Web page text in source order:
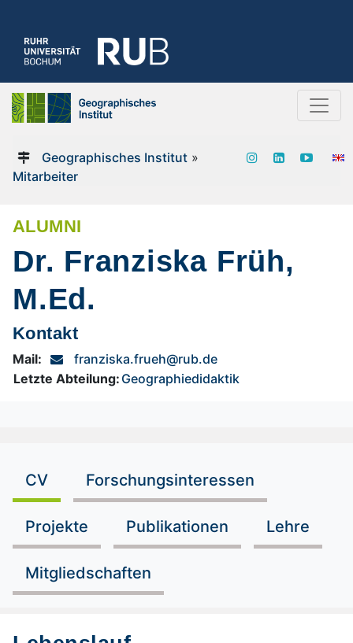
Geographisches Institut»
Mitarbeiter
ALUMNI
Dr. Franziska Früh,
M.Ed.
Kontakt
Mail:
franziska.frueh@rub.de
Letzte Abteilung: Geographiedidaktik
CV Forschungsinteressen
Projekte Publikationen Lehre
Mitgliedschaften